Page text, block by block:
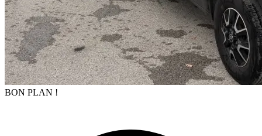
BON PLAN !